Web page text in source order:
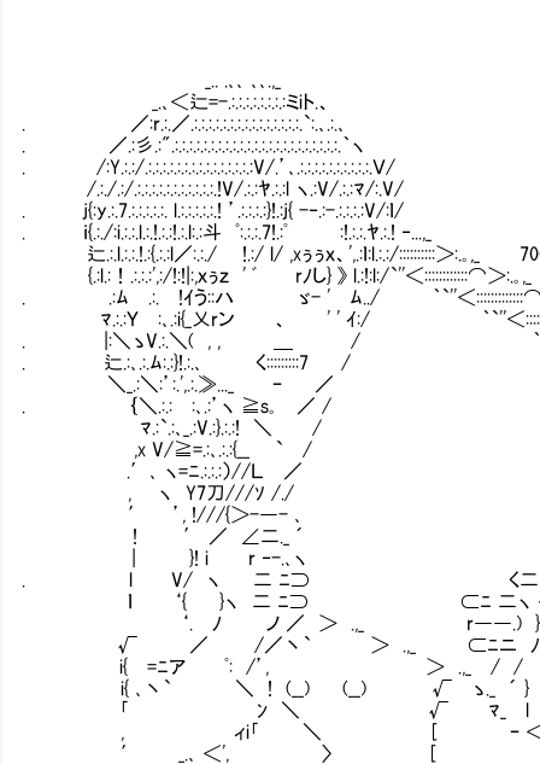
_.､＜辷=-.:.:.:.:.:.:.:.:ミiト.、
. ／:r.:.／.:.:.:.:.:.:.:.:.:.:.:.:.:.:.:.`:.､.:.､
. ／.:彡.:".:.:.:.:.:.:.:.:.:.:.:.:.:.:.:.:.:.:.:.:.:.:.:.｀ヽ
. /:Y.:.:/.:.:.:.:.:.:.:.:.:.:.:.:.:.:.:V/.’､.:.:.:.:.:.:.:.:.:.:.Ｖ/
/.:./.:/.:.:.:.:.:.:.:.:.:.:.:.!V/.:.:ﾔ.:.:l ヽ.:V/.:.:ﾏ/:.V/
. j{:y.:.7.:.:.:.:.:. l.:.:.:.:.:.! ’.:.:.:.:}!.:j{ -‐.:-.:.:.:.:V/:ｌ/
. ｉ{.:./:i.:.:.l.:.!.:.:!.:.l:.:斗 ﾟ:.:.:.7!.:ﾟ Ⅵ:!.:.:.ﾔ.:.! ‐...,_
辷.:.l.:.:.!.:{.:.:l／:.:./ !.:/ l/ ,xぅぅｘ、',.:ｌ:l.:.:/::::::::::＞:.｡,_
{.:l.:！.:.:.:',:/!:!|:,ｘぅｚ ' ﾞ rﾉし} 》 l.:!:l:/`''＜::::::::::::⌒＞:.｡,_
. Ⅵ.:ﾑⅥ.:.Ⅵ!ｲう::ハ ゞ- ' ﾑ../ ｀`''＜:::::::::::::⌒
ﾏ.:.:ＹⅥ:､.:i{_乂rン 、 ' ' ｲ:/ ｀`''＜
. |:＼ゝV.:.＼( , , ＿ / ｀`''＜
. 辷.:､.:.ﾑ:.:}!.:.､ く:::::::::7 /
＼_.:＼:’:.',.:.≫..._ ｰ
. ｛＼.:.:Ⅵ:､.:’ヽ ≧s｡
ﾏ.:`.:､_.:V.:}.:.:!
,x V/≧=.:､.:.:{__ `
.′､ ヽ=ﾆ.:.:.:）//Ｌ
, ヽ Y7刀///ｿ /
′ ’, !///{＞-―- ､
! ′ ／ ∠二._ ´
| }! i r ‐-.､ヽ
. l V/ ヽ 二 ﾆ⊃ く二
ｌ ‘{ }ヽ 二 ﾆ⊃ ⊂ﾆ 二ヽ
‘. ﾉ ノ ／ ＞ .,_ r――.) }
√ ／ /／丶` ＞ .,_ ⊂ﾆニ ﾉ
i{ =ﾆア ﾟ: /’, ＞ .,_ / /
i{ ､丶` ＼ ! (__) (__) √ ゝ._ ´
｢ ﾝ ＼ √ ﾏ_ l
, ィi｢ ＼ [ ｰ
′ _.､ ＜', 〉 [